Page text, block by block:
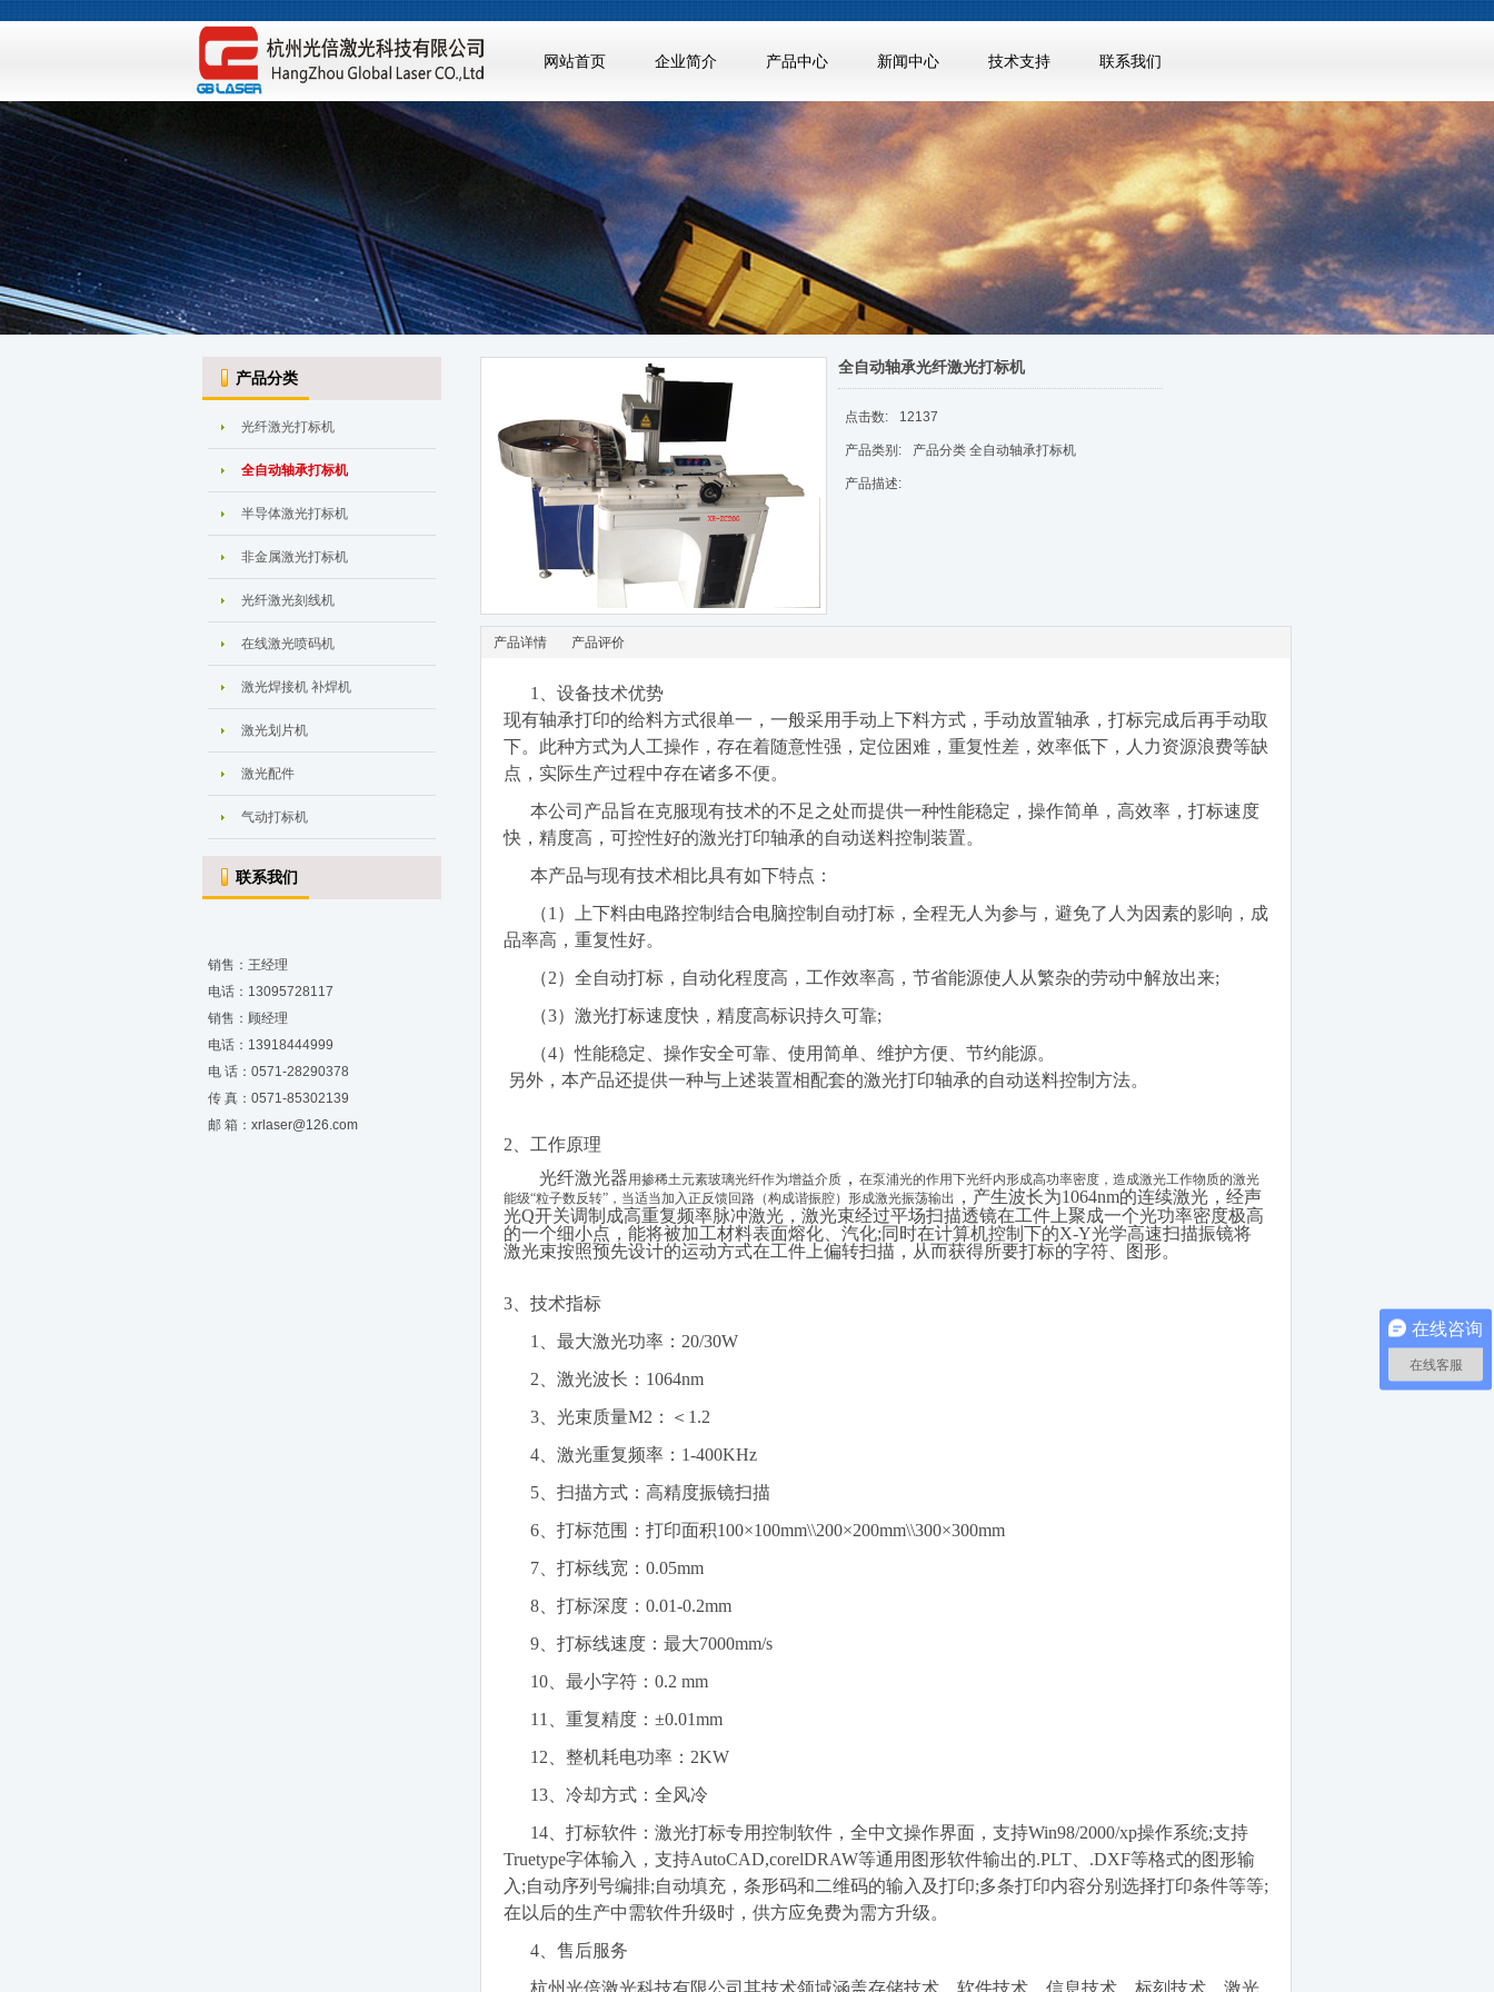
网站首页 企业简介 产品中心 新闻中心 技术支持 联系我们
产品分类
光纤激光打标机
全自动轴承打标机
半导体激光打标机
非金属激光打标机
光纤激光刻线机
在线激光喷码机
激光焊接机 补焊机
激光划片机
激光配件
气动打标机
联系我们
销售：王经理
电话：13095728117
销售：顾经理
电话：13918444999
电 话：0571-28290378
传 真：0571-85302139
邮 箱： xrlaser@126.com
全自动轴承光纤激光打标机
点击数: 12137
产品类别: 产品分类 全自动轴承打标机
产品描述:
产品详情 产品评价
1、设备技术优势
现有轴承打印的给料方式很单一，一般采用手动上下料方式，手动放置轴承，打标完成后再手动取
下。此种方式为人工操作，存在着随意性强，定位困难，重复性差，效率低下，人力资源浪费等缺
点，实际生产过程中存在诸多不便。
本公司产品旨在克服现有技术的不足之处而提供一种性能稳定，操作简单，高效率，打标速度
快，精度高，可控性好的激光打印轴承的自动送料控制装置。
本产品与现有技术相比具有如下特点：
（1）上下料由电路控制结合电脑控制自动打标，全程无人为参与，避免了人为因素的影响，成
品率高，重复性好。
（2）全自动打标，自动化程度高，工作效率高，节省能源使人从繁杂的劳动中解放出来;
（3）激光打标速度快，精度高标识持久可靠;
（4）性能稳定、操作安全可靠、使用简单、维护方便、节约能源。
另外，本产品还提供一种与上述装置相配套的激光打印轴承的自动送料控制方法。
2、工作原理
光纤激光器用掺稀土元素玻璃光纤作为增益介质 ， 在泵浦光的作用下光纤内形成高功率密度，造成激光工作物质的激光
能级“粒子数反转” ，当适当加入正反馈回路（构成谐振腔）形成激光振荡输出
，产生波长为1064nm的连续激光，经声
光Q开关调制成高重复频率脉冲激光，激光束经过平场扫描透镜在工件上聚成一个光功率密度极高
的一个细小点，能将被加工材料表面熔化、汽化;同时在计算机控制下的X-Y光学高速扫描振镜将
激光束按照预先设计的运动方式在工件上偏转扫描，从而获得所要打标的字符、图形。
3、技术指标
1、最大激光功率： 20/30W
2、激光波长：1064nm
3、光束质量M2：＜1.2
4、激光重复频率：1-400KHz
5、扫描方式：高精度振镜扫描
6、打标范围：打印面积100×100mm\\200×200mm\\300×300mm
7、打标线宽：0.05mm
8、打标深度：0.01-0.2mm
9、打标线速度：最大7000mm/s
10、最小字符：0.2 mm
11、重复精度：±0.01mm
12、整机耗电功率：2KW
13、冷却方式： 全风冷
14、打标软件：激光打标专用控制软件，全中文操作界面，支持Win98/2000/xp操作系统;支持
Truetype字体输入，支持AutoCAD,corelDRAW等通用图形软件输出的.PLT、.DXF等格式的图形输
入;自动序列号编排;自动填充，条形码和二维码的输入及打印;多条打印内容分别选择打印条件等等;
在以后的生产中需软件升级时，供方应免费为需方升级。
4、售后服务
在线咨询
在线客服